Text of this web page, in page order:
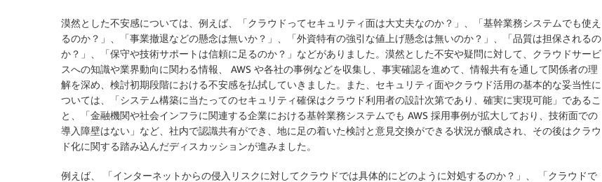
漠然とした不安感については、例えば、「クラウドってセキュリティ面は大丈夫なのか？」、「基幹業務システムでも使え
るのか？」、「事業撤退などの懸念は無いか？」、「外資特有の強引な値上げ懸念は無いのか？」、「品質は担保されるの
か？」、「保守や技術サポートは信頼に足るのか？」などがありました。漠然とした不安や疑問に対して、クラウドサービ
スへの知識や業界動向に関わる情報、 AWS や各社の事例などを収集し、事実確認を進めて、情報共有を通して関係者の理
解を深め、検討初期段階における不安感を払拭していきました。また、セキュリティ面やクラウド活用の基本的な妥当性に
ついては、「システム構築に当たってのセキュリティ確保はクラウド利用者の設計次第であり、確実に実現可能」であるこ
と、「金融機関や社会インフラに関連する企業における基幹業務システムでも AWS 採用事例が拡大しており、技術面での
導入障壁はない」など、社内で認識共有ができ、地に足の着いた検討と意見交換ができる状況が醸成され、その後はクラウ
ド化に関する踏み込んだディスカッションが進みました。
例えば、 「インターネットからの侵入リスクに対してクラウドでは具体的にどのように対処するのか？」、 「クラウドで